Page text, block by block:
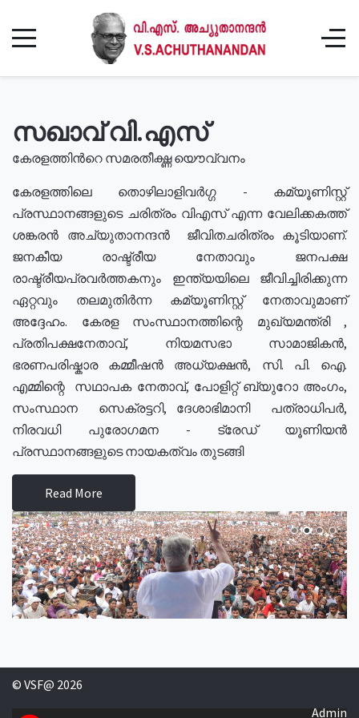
സഖാവ് വി.എസ്
കേരളത്തിൻറെ സമരതീക്ഷ്ണ യൌവ്വനം
കേരളത്തിലെ തൊഴിലാളിവർഗ്ഗ - കമ്യൂണിസ്റ്റ്
പ്രസ്ഥാനങ്ങളുടെ ചരിത്രം വിഎസ് എന്ന വേലിക്കകത്ത്
ശങ്കരൻ അച്യുതാനന്ദൻ ജീവിതചരിത്രം കൂടിയാണ്.
ജനകീയ രാഷ്ട്രീയ നേതാവും ജനപക്ഷ
രാഷ്ട്രീയപ്രവർത്തകനും ഇന്ത്യയിലെ ജീവിച്ചിരിക്കുന്ന
ഏറ്റവും തലമുതിർന്ന കമ്യൂണിസ്റ്റ് നേതാവുമാണ്
അദ്ദേഹം. കേരള സംസ്ഥാനത്തിന്റെ മുഖ്യമന്ത്രി ,
പ്രതിപക്ഷനേതാവ്, നിയമസഭാ സാമാജികൻ,
ഭരണപരിഷ്കാര കമ്മീഷൻ അധ്യക്ഷൻ, സി. പി. ഐ.
എമ്മിന്റെ സഥാപക നേതാവ്, പോളിറ്റ് ബ്യുറോ അംഗം,
സംസ്ഥാന സെക്രട്ടറി, ദേശാഭിമാനി പത്രാധിപർ,
നിരവധി പുരോഗമന - ട്രേഡ് യൂണിയൻ
പ്രസ്ഥാനങ്ങളുടെ നായകത്വം തുടങ്ങി
Read More
© VSF@ 2026
Admin